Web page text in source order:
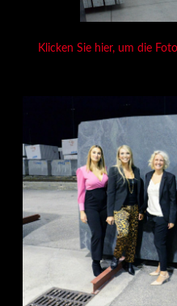
Klicken Sie hier, um die